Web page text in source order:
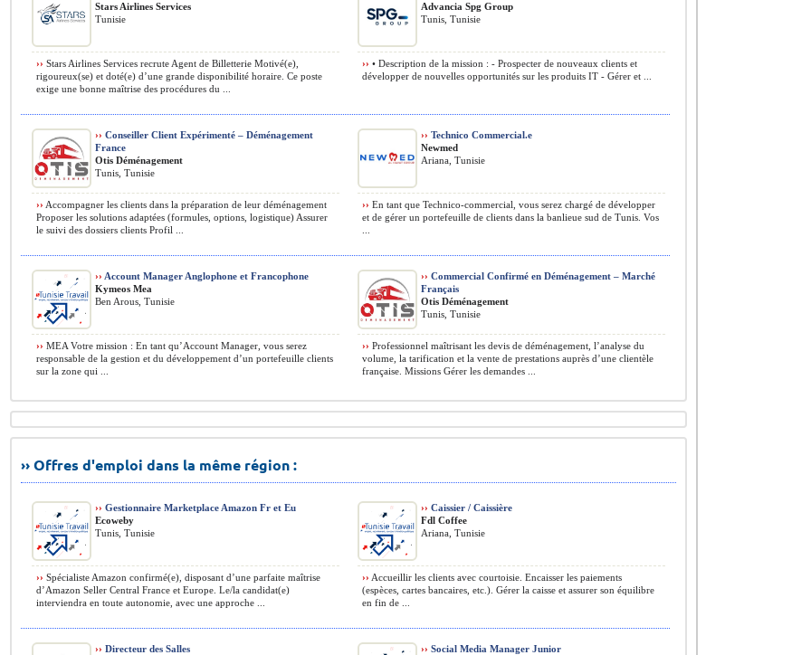
Stars Airlines Services
Tunisie
›› Stars Airlines Services recrute Agent de Billetterie Motivé(e),
rigoureux(se) et doté(e) d’une grande disponibilité horaire. Ce poste
exige une bonne maîtrise des procédures du ...
Advancia Spg Group
Tunis, Tunisie
›› • Description de la mission : - Prospecter de nouveaux clients et
développer de nouvelles opportunités sur les produits IT - Gérer et ...
›› Conseiller Client Expérimenté – Déménagement
France
Otis Déménagement
Tunis, Tunisie
›› Accompagner les clients dans la préparation de leur déménagement
Proposer les solutions adaptées (formules, options, logistique) Assurer
le suivi des dossiers clients Profil ...
›› Technico Commercial.e
Newmed
Ariana, Tunisie
›› En tant que Technico-commercial, vous serez chargé de développer
et de gérer un portefeuille de clients dans la banlieue sud de Tunis. Vos
›› Account Manager Anglophone et Francophone
Kymeos Mea
Ben Arous, Tunisie
›› MEA Votre mission : En tant qu’Account Manager, vous serez
responsable de la gestion et du développement d’un portefeuille clients
sur la zone qui ...
›› Commercial Confirmé en Déménagement – Marché
Français
Otis Déménagement
Tunis, Tunisie
›› Professionnel maîtrisant les devis de déménagement, l’analyse du
volume, la tarification et la vente de prestations auprès d’une clientèle
française. Missions Gérer les demandes ...
›› Offres d'emploi dans la même région :
›› Gestionnaire Marketplace Amazon Fr et Eu
Ecoweby
Tunis, Tunisie
›› Spécialiste Amazon confirmé(e), disposant d’une parfaite maîtrise
d’Amazon Seller Central France et Europe. Le/la candidat(e)
interviendra en toute autonomie, avec une approche ...
›› Caissier / Caissière
Fdl Coffee
Ariana, Tunisie
›› Accueillir les clients avec courtoisie. Encaisser les paiements
(espèces, cartes bancaires, etc.). Gérer la caisse et assurer son équilibre
en fin de ...
›› Directeur des Salles
›› Social Media Manager Junior